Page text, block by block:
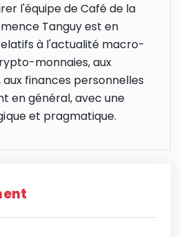
l'équipe de Café de la
Tanguy est en
à l'actualité macro-
monnaies, aux
finances personnelles
en général, avec une
et pragmatique.